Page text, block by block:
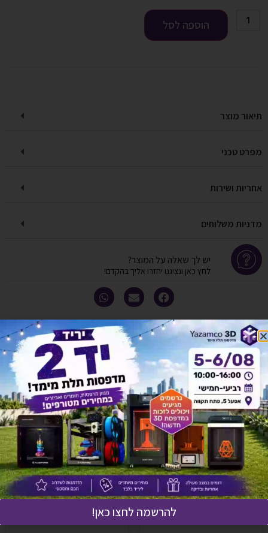
הוספה לסל
תיאור מוצר
מפרט טכני
אחריות ושירות
מדניות משלוחים
יש לך שאלה על המוצר?
לחץ כאן ונציגנו יחזרו אליך בהקדם!
אולי יעניין אותך גם
להרשמה לחצו כאן!